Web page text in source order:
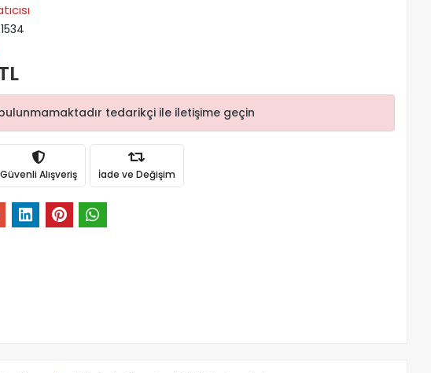
tedarikçi ile iletişime geçin
Güvenli Alışveriş İade ve Değişim